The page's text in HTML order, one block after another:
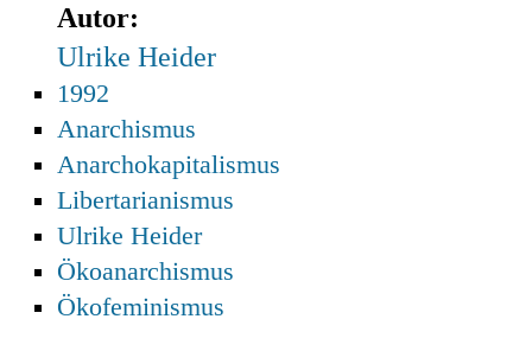
Autor:
Ulrike Heider
1992
Anarchismus
Anarchokapitalismus
Libertarianismus
Ulrike Heider
Ökoanarchismus
Ökofeminismus